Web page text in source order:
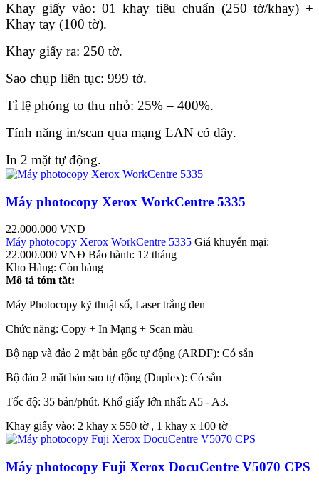
Khay giấy vào: 01 khay tiêu chuẩn (250 tờ/khay) +
Khay tay (100 tờ).
Khay giấy ra: 250 tờ.
Sao chụp liên tục: 999 tờ.
Tỉ lệ phóng to thu nhỏ: 25% – 400%.
Tính năng in/scan qua mạng LAN có dây.
In 2 mặt tự động.
Máy photocopy Xerox WorkCentre 5335
22.000.000 VNĐ
Máy photocopy Xerox WorkCentre 5335 Giá khuyến mại:
22.000.000 VNĐ Bảo hành: 12 tháng
Kho Hàng: Còn hàng
Mô tả tóm tắt:
Máy Photocopy kỹ thuật số, Laser trắng đen
Chức năng: Copy + In Mạng + Scan màu
Bộ nạp và đảo 2 mặt bản gốc tự động (ARDF): Có sẳn
Bộ đảo 2 mặt bản sao tự động (Duplex): Có sẳn
Tốc độ: 35 bản/phút. Khổ giấy lớn nhất: A5 - A3.
Khay giấy vào: 2 khay x 550 tờ , 1 khay x 100 tờ
Máy photocopy Fuji Xerox DocuCentre V5070 CPS